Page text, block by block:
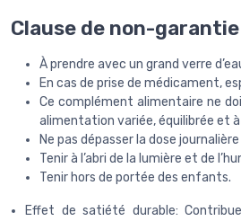
Clause de non-garantie
À prendre avec un grand verre
En cas de prise de médicament,
Ce complément alimentaire ne
alimentation variée, équilibrée et à
Ne pas dépasser la dose
Tenir à l’abri de la lumière et de
Tenir hors de portée des enfants.
Effet de satiété durable: